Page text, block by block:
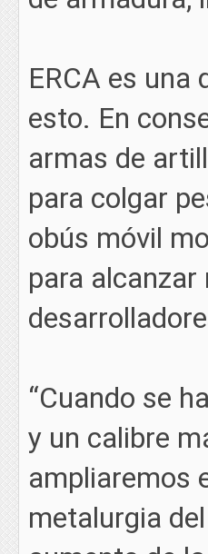
ERCA es
esto. En
armas de
para colgar
obús móvil
para
“Cuando se
y un calibre
ampliaremos
metalurgia